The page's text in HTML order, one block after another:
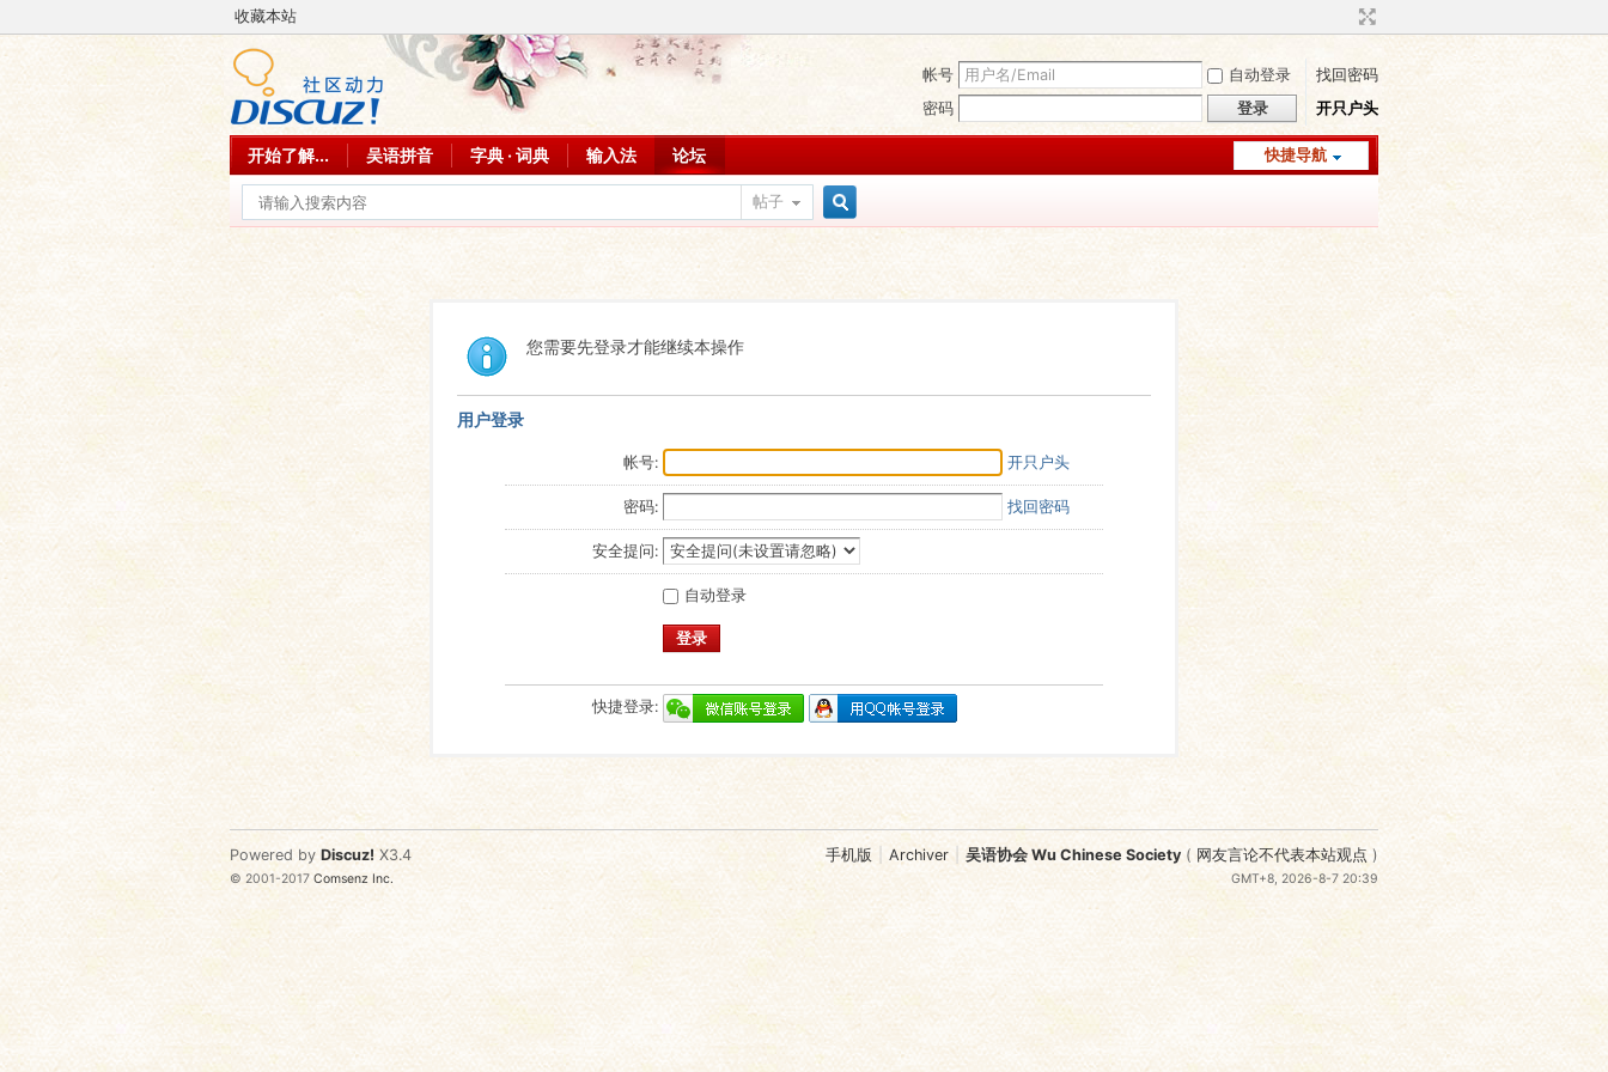
收藏本站
帐号 自动登录
找回密码
密码
登录 开只户头
快捷导航
开始了解... 吴语拼音 字典 · 词典 输入法 论坛
帖子
您需要先登录才能继续本操作
用户登录
帐号: 开只户头
密码: 找回密码
安全提问:
自动登录
登录
快捷登录:
手机版 Archiver 吴语协会 Wu Chinese Society ( 网友言论不代表本站观点 )
GMT+8, 2026-8-7 20:39
Powered by Discuz! X3.4
© 2001-2017Comsenz Inc.